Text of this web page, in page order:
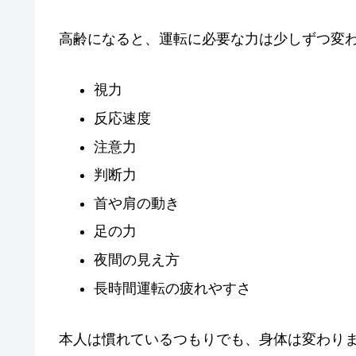
高齢になると、運転に必要な力は少しずつ変
視力
反応速度
注意力
判断力
首や肩の動き
足の力
夜間の見え方
長時間運転の疲れやすさ
本人は慣れているつもりでも、身体は変わりま